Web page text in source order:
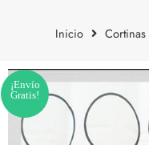
Inicio Cortinas
¡Envío
Gratis!